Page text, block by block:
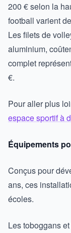
200 € selon la
football varient
Les filets de
aluminium,
complet
€.
Pour aller plus
espace sportif à
Équipements
Conçus pour
ans, ces
écoles.
Les toboggans